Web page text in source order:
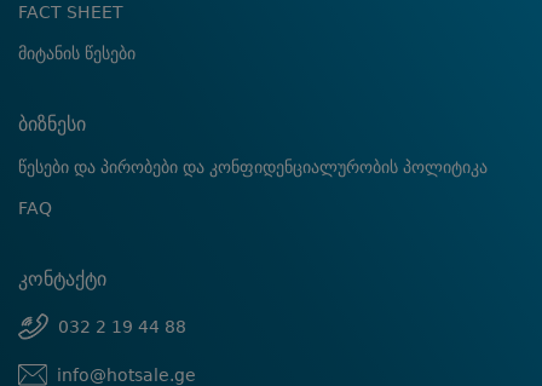
FACT SHEET
მიტანის წესები
ბიზნესი
წესები და პირობები და კონფიდენციალურობის პოლიტიკა
FAQ
კონტაქტი
032 2 19 44 88
info@hotsale.ge